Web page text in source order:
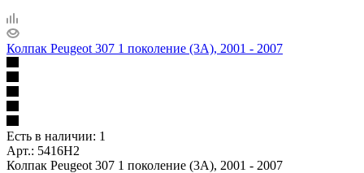
Колпак Peugeot 307 1 поколение (3A), 2001 - 2007
Есть в наличии: 1
Арт.: 5416H2
Колпак Peugeot 307 1 поколение (3A), 2001 - 2007